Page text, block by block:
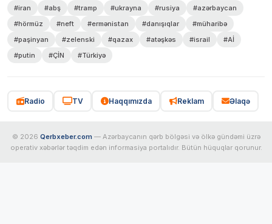
#iran #abş #tramp #ukrayna #rusiya
#azərbaycan
#hörmüz
#neft #ermənistan #danışıqlar
#müharibə
#paşinyan
#zelenski #qazax #atəşkəs #israil
#Aİ
#putin
#ÇİN #Türkiyə
Radio TV Haqqımızda Reklam Əlaqə
© 2026 Qerbxeber.com — Azərbaycanın qərb bölgəsi və ölkə gündəmi üzrə
operativ xəbərlər təqdim edən informasiya portalıdır. Bütün hüquqlar qorunur.